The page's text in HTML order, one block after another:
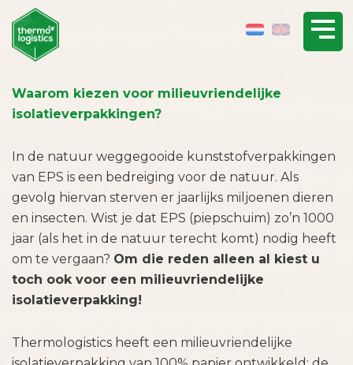
Waarom kiezen voor milieuvriendelijke
isolatieverpakkingen?
In de natuur weggegooide kunststofverpakkingen
van EPS is een bedreiging voor de natuur. Als
gevolg hiervan sterven er jaarlijks miljoenen dieren
en insecten. Wist je dat EPS (piepschuim) zo’n 1000
jaar (als het in de natuur terecht komt) nodig heeft
om te vergaan? Om die reden alleen al kiest u
toch ook voor een milieuvriendelijke
isolatieverpakking!
Thermologistics heeft een milieuvriendelijke